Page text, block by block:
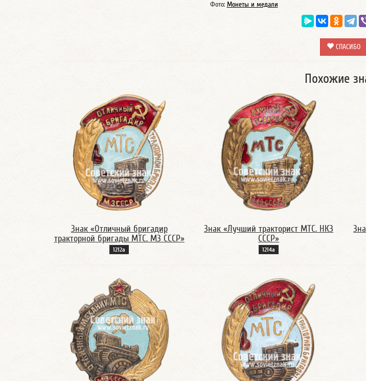
Фото: Монеты и медали
СПАСИБО
Похожие
Знак «Отличный бригадир
тракторной бригады МТС. МЗ СССР»
1212а
Знак «Лучший тракторист МТС. НКЗ
СССР»
1214а